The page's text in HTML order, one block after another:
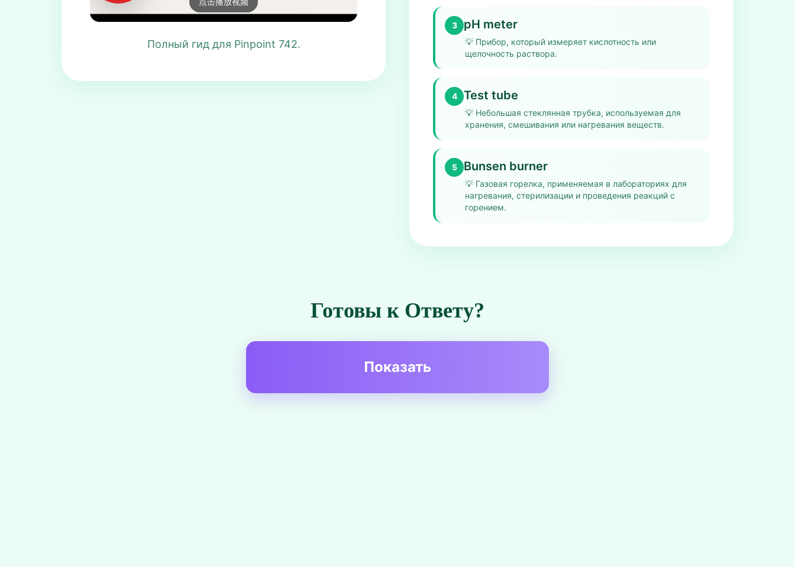
Полный гид для Pinpoint 742.
3 pH meter
💡 Прибор, который измеряет кислотность или
щелочность раствора.
4 Test tube
💡 Небольшая стеклянная трубка, используемая для
хранения, смешивания или нагревания веществ.
5 Bunsen burner
💡 Газовая горелка, применяемая в лабораториях для
нагревания, стерилизации и проведения реакций с
горением.
Готовы к Ответу?
Показать